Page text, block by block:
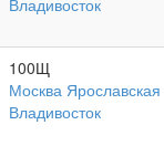
Владивосток
100Щ
Москва Ярославская
Владивосток